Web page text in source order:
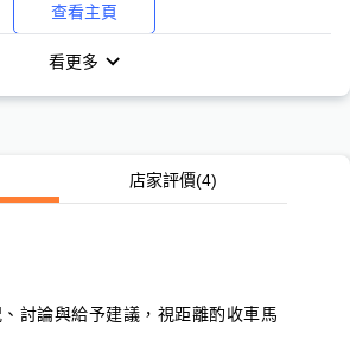
查看主頁
看更多
店家評價(4)
討論與給予建議，視距離酌收車馬